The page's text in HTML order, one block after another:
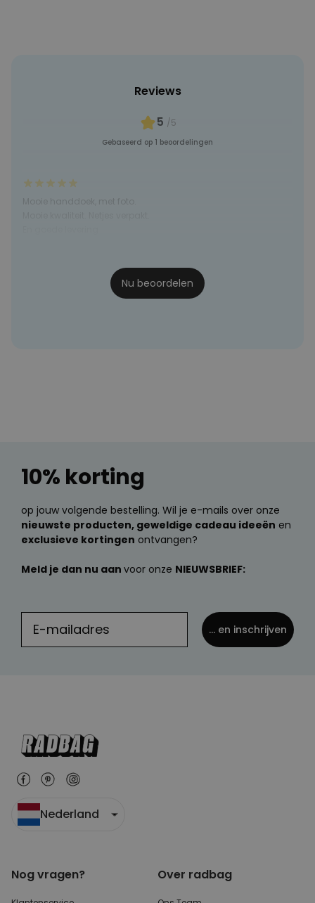
Reviews
5 /5
Gebaseerd op 1 beoordelingen
Mooie handdoek, met foto.
Nu beoordelen
10% korting
op jouw volgende bestelling. Wil je e-mails over onze
nieuwste producten, geweldige cadeau ideeën en
exclusieve kortingen ontvangen?
Meld je dan nu aan voor onze NIEUWSBRIEF:
... en inschrijven
Nederland
Nog vragen? Over radbag